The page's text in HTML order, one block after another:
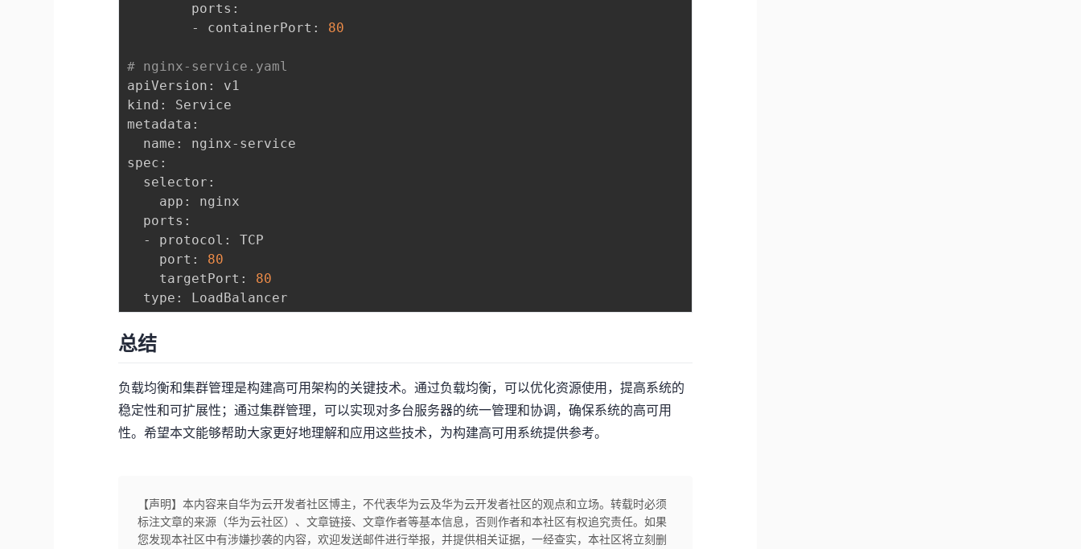
        ports:
        - containerPort:
80
# nginx-service.yaml
apiVersion: v1
kind: Service
metadata:
  name: nginx-service
spec:
  selector:
    app: nginx
  ports:
  - protocol: TCP
    port:
80
    targetPort:
80
总结
负载均衡和集群管理是构建高可用架构的关键技术。通过负载均衡，可以优化资源使用，提高系统的
稳定性和可扩展性；通过集群管理，可以实现对多台服务器的统一管理和协调，确保系统的高可用
性。希望本文能够帮助大家更好地理解和应用这些技术，为构建高可用系统提供参考。
【声明】本内容来自华为云开发者社区博主，不代表华为云及华为云开发者社区的观点和立场。转载时必须
标注文章的来源（华为云社区）、文章链接、文章作者等基本信息，否则作者和本社区有权追究责任。如果
您发现本社区中有涉嫌抄袭的内容，欢迎发送邮件进行举报，并提供相关证据，一经查实，本社区将立刻删